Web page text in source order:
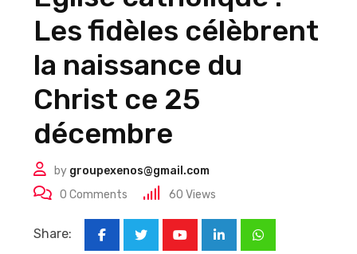
Les fidèles célèbrent
la naissance du
Christ ce 25
décembre
by groupexenos@gmail.com
0 Comments 60 Views
Share:
LinkedInWhatsapp